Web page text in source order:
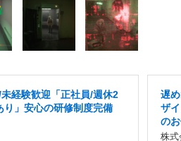
経験歓迎「正社員/週休2
り」安心の研修制度完備
遅
ザ
の
株式